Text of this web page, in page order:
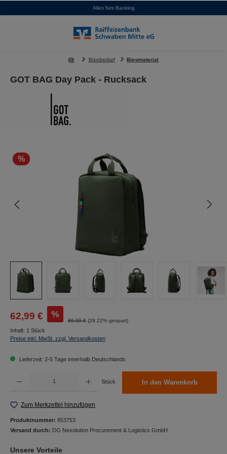
Alles fürs Banking
Bürobedarf Büromaterial
GOT BAG Day Pack - Rucksack
%
62,99 € %
89,00 € (29.22% gespart)
Inhalt: 1 Stück
Preise inkl. MwSt. zzgl. Versandkosten
Lieferzeit: 2-5 Tage innerhalb Deutschlands
Stück In den Warenkorb
Zum Merkzettel hinzufügen
Produktnummer: 853753
Versand durch: DG Nexolution Procurement & Logistics GmbH
Unsere Vorteile